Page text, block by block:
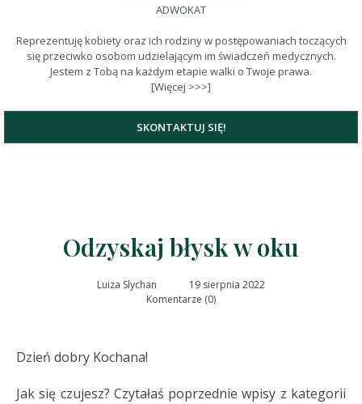
ADWOKAT
Reprezentuję kobiety oraz ich rodziny w postępowaniach toczących
się przeciwko osobom udzielającym im świadczeń medycznych.
Jestem z Tobą na każdym etapie walki o Twoje prawa.
[Więcej >>>]
SKONTAKTUJ SIĘ!
Odzyskaj błysk w oku
Luiza Slychan
19 sierpnia 2022
Komentarze (0)
Dzień dobry Kochana!
Jak się czujesz? Czytałaś poprzednie wpisy z kategorii